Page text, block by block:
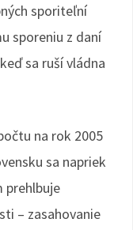
sporiteľní
sporeniu z daní
sa ruší vládna
na rok 2005
sa napriek
prehlbuje
– zasahovanie